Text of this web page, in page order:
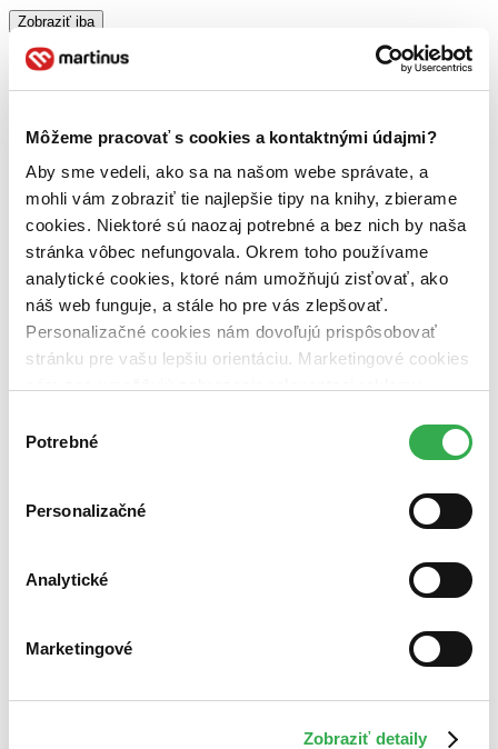
Môžeme pracovať s cookies a kontaktnými údajmi?
Aby sme vedeli, ako sa na našom webe správate, a
mohli vám zobraziť tie najlepšie tipy na knihy, zbierame
cookies. Niektoré sú naozaj potrebné a bez nich by naša
stránka vôbec nefungovala. Okrem toho používame
analytické cookies, ktoré nám umožňujú zisťovať, ako
náš web funguje, a stále ho pre vás zlepšovať.
Personalizačné cookies nám dovoľujú prispôsobovať
stránku pre vašu lepšiu orientáciu. Marketingové cookies
nám pomohlo, keby sme mohli používať všetky tieto
súhlasu
Potrebné
Personalizačné
Analytické
Marketingové
Zobraziť detaily
Zobraziť iba
zľavnené tituly (0 titulov)
na centrálnom sklade (0 titulov)na centrálnom sklade
predpredaj (0 titulov)
pripravujeme (0 titulov)pripravujeme
dostupná (bez vypredaných) (0 titulov)dostupná (bez
vypredaných)
Nové / čítané
nová (0 titulov)nová
čítaná (0 titulov)čítaná
čítaná - výborný stav (0 titulov)čítaná - výborný stav
čítaná - mierne opotrebovaná (0 titulov)
čítaná - mierne
opotrebovaná
čítané verzie vypredaných kníh (0 titulov)čítané verzie
Zúžiť výber
Zoradiť
Novinky
Najdrahšie
Najvyššia zľava